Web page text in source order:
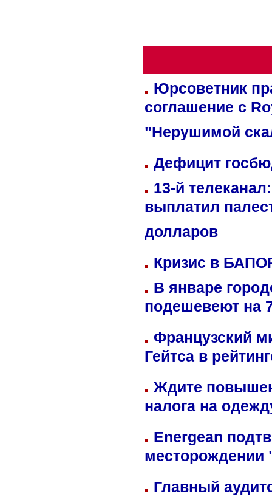
Юрсоветник
соглашение с
"Нерушимой
Дефицит
13-й
выплатил
долларов
Кризис в
В январе
подешевеют на
Французский
Гейтса в
Ждите
налога на
Energean
Главный